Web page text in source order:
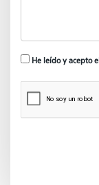
He leído y acepto el